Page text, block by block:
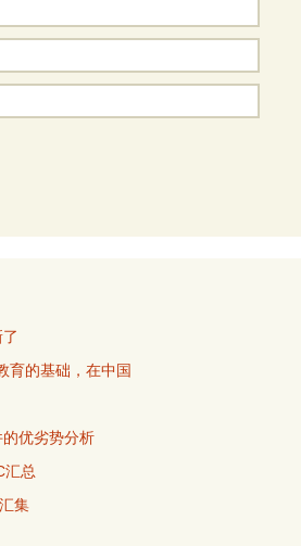
育的基础，在中国
优劣势分析
汇总
集